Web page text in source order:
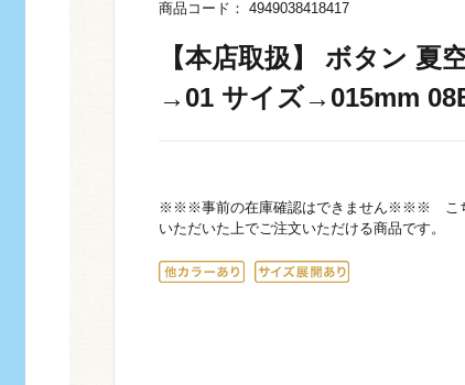
商品コード： 4949038418417
【本店取扱】 ボタン 夏
→01 サイズ→015mm
※※※事前の在庫確認はできません※※※ こち
いただいた上でご注文いただける商品です。